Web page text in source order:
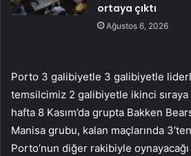
ortaya çıktı
Ağustos 6, 2026
Porto 3 galibiyetle 3 galibiyetle
temsilcimiz 2 galibiyetle ikinci
hafta 8 Kasım’da grupta Bakken
Manisa grubu, kalan maçlarında
Porto’nun diğer rakibiyle oynayacağı